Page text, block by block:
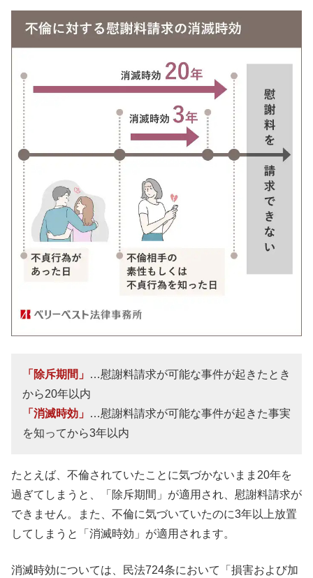
「除斥期間」 …慰謝料請求が可能な事件が起きたとき
から20年以内
「消滅時効」 …慰謝料請求が可能な事件が起きた事実
を知ってから3年以内
たとえば、不倫されていたことに気づかないまま20年を
過ぎてしまうと、「除斥期間」が適用され、慰謝料請求が
できません。また、不倫に気づいていたのに3年以上放置
してしまうと「消滅時効」が適用されます。
消滅時効については、民法724条において「損害および加